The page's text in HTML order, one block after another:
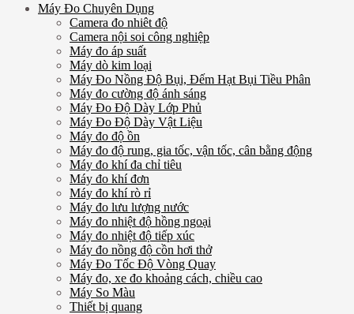
Máy Đo Chuyên Dụng
Camera đo nhiêt độ
Camera nội soi công nghiệp
Máy đo áp suất
Máy dò kim loại
Máy Đo Nồng Độ Bụi, Đếm Hạt Bụi Tiều Phân
Máy đo cường độ ánh sáng
Máy Đo Độ Dày Lớp Phủ
Máy Đo Độ Dày Vật Liệu
Máy đo độ ồn
Máy đo độ rung, gia tốc, vận tốc, cân bằng động
Máy đo khí đa chỉ tiêu
Máy đo khí đơn
Máy đo khí rò rỉ
Máy đo lưu lượng nước
Máy đo nhiệt độ hồng ngoại
Máy đo nhiệt độ tiếp xúc
Máy đo nồng độ cồn hơi thở
Máy Đo Tốc Độ Vòng Quay
Máy đo, xe đo khoảng cách, chiều cao
Máy So Màu
Thiết bị quang